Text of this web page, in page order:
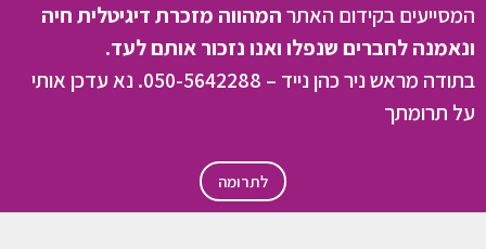
המסייעים בקידום האתרהמהווה מזכרת דיגיטלית חיה
ונאמנה לחברים שנפלו ואנו נזכור אותם לעד.
בתודה מראש ניר כהן נייד – 050-5642288. נא עדכן אותי
על תרומתך
לתרומה